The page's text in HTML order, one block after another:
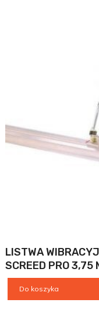
LISTWA
SCREED PRO 3,75
Do koszyka